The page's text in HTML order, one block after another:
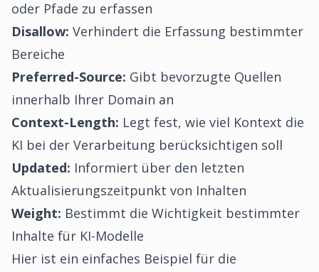
oder Pfade zu erfassen
Disallow: Verhindert die Erfassung bestimmter
Bereiche
Preferred-Source: Gibt bevorzugte Quellen
innerhalb Ihrer Domain an
Context-Length: Legt fest, wie viel Kontext die
KI bei der Verarbeitung berücksichtigen soll
Updated: Informiert über den letzten
Aktualisierungszeitpunkt von Inhalten
Weight: Bestimmt die Wichtigkeit bestimmter
Inhalte für KI-Modelle
Hier ist ein einfaches Beispiel für die